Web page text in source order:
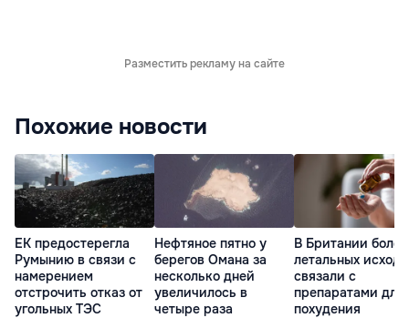
Разместить рекламу на сайте
Похожие новости
ЕК предостерегла
Румынию в связи с
намерением
отстрочить отказ от
угольных ТЭС
Нефтяное пятно у
берегов Омана за
несколько дней
увеличилось в
четыре раза
В Британии
летальных
связали с
препаратами для
похудения